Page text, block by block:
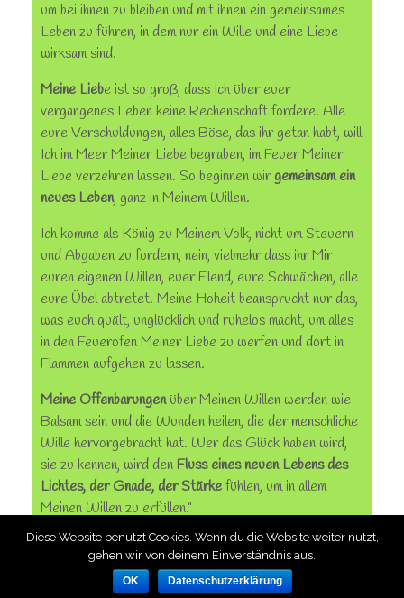
um bei ihnen zu bleiben und mit ihnen ein gemeinsames
Leben zu führen, in dem nur ein Wille und eine Liebe
wirksam sind.
Meine Liebe ist so groß, dass Ich über euer
vergangenes Leben keine Rechenschaft fordere. Alle
eure Verschuldungen, alles Böse, das ihr getan habt, will
Ich im Meer Meiner Liebe begraben, im Feuer Meiner
Liebe verzehren lassen. So beginnen wirgemeinsam ein
neues Leben, ganz in Meinem Willen.
Ich komme als König zu Meinem Volk, nicht um Steuern
und Abgaben zu fordern, nein, vielmehr dass ihr Mir
euren eigenen Willen, euer Elend, eure Schwächen, alle
eure Übel abtretet. Meine Hoheit beansprucht nur das,
was euch quält, unglücklich und ruhelos macht, um alles
in den Feuerofen Meiner Liebe zu werfen und dort in
Flammen aufgehen zu lassen.
Meine Offenbarungenüber Meinen Willen werden wie
Balsam sein und die Wunden heilen, die der menschliche
Wille hervorgebracht hat. Wer das Glück haben wird,
sie zu kennen, wird den Fluss eines neuen Lebens des
Lichtes, der Gnade, der Stärkefühlen, um in allem
Meinen Willen zu erfüllen.“
Diese Website benutzt Cookies. Wenn du die Website weiter nutzt,
gehen wir von deinem Einverständnis aus.
OK Datenschutzerklärung